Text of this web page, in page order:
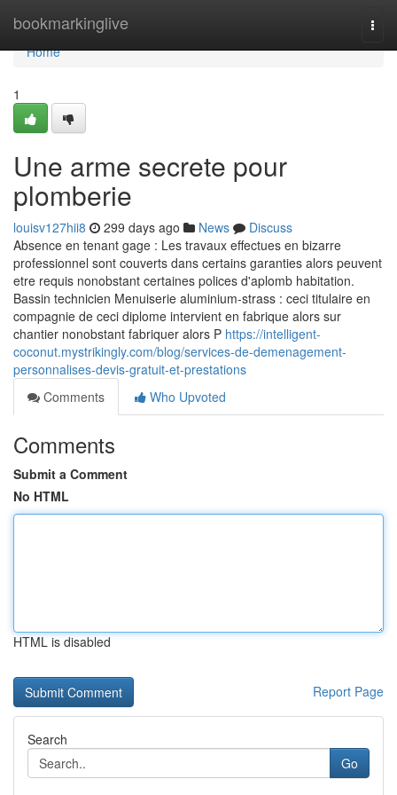
bookmarkinglive
Home
Home
1
Une arme secrete pour
plomberie
louisv127hii8 299 days ago News
Discuss
Absence en tenant gage : Les travaux effectues en bizarre
professionnel sont couverts dans certains garanties alors peuvent
etre requis nonobstant certaines polices d'aplomb habitation.
Bassin technicien Menuiserie aluminium-strass : ceci titulaire en
compagnie de ceci diplome intervient en fabrique alors sur
chantier nonobstant fabriquer alors P https://intelligent-
coconut.mystrikingly.com/blog/services-de-demenagement-
personnalises-devis-gratuit-et-prestations
Comments
Who Upvoted
Comments
Submit a Comment
No HTML
HTML is disabled
Report Page
Search
Go